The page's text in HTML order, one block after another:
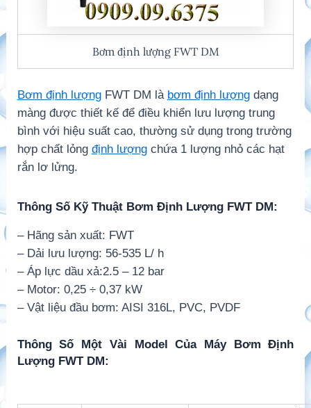
Bơm định lượng FWT DM
Bơm định lượngFWT DM là bơm định lượngdạng
màng được thiết kế để điều khiển lưu lượng trung
bình với hiệu suất cao, thường sử dụng trong trường
hợp chất lỏng định lượngchứa 1 lượng nhỏ các hạt
rắn lơ lửng.
Thông Số Kỹ Thuật Bơm Định Lượng FWT DM:
– Hãng sản xuất: FWT
– Dải lưu lượng: 56-535 L/ h
– Áp lực dầu xả:2.5 – 12 bar
– Motor: 0,25 ÷ 0,37 kW
– Vật liệu đầu bơm: AISI 316L, PVC, PVDF
Thông Số Một Vài Model Của Máy Bơm Định
Lượng FWT DM: